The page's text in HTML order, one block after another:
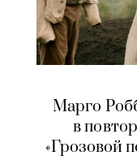
Марго
в
«Грозовой